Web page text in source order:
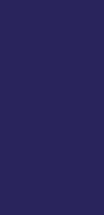
dans un